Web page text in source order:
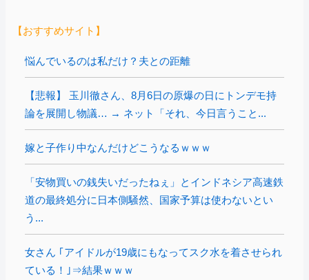
【おすすめサイト】
悩んでいるのは私だけ？夫との距離
【悲報】 玉川徹さん、8月6日の原爆の日にトンデモ持
論を展開し物議… → ネット「それ、今日言うこと...
嫁と子作り中なんだけどこうなるｗｗｗ
「安物買いの銭失いだったねぇ」とインドネシア高速鉄
道の最終処分に日本側騒然、国家予算は使わないとい
う...
女さん ｢アイドルが19歳にもなってスク水を着させられ
ている！｣⇒結果ｗｗｗ